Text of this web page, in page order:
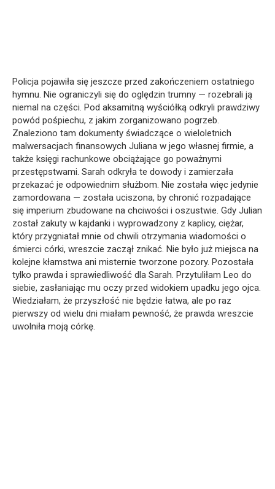
Policja pojawiła się jeszcze przed zakończeniem ostatniego
hymnu. Nie ograniczyli się do oględzin trumny — rozebrali ją
niemal na części. Pod aksamitną wyściółką odkryli prawdziwy
powód pośpiechu, z jakim zorganizowano pogrzeb.
Znaleziono tam dokumenty świadczące o wieloletnich
malwersacjach finansowych Juliana w jego własnej firmie, a
także księgi rachunkowe obciążające go poważnymi
przestępstwami. Sarah odkryła te dowody i zamierzała
przekazać je odpowiednim służbom. Nie została więc jedynie
zamordowana — została uciszona, by chronić rozpadające
się imperium zbudowane na chciwości i oszustwie. Gdy Julian
został zakuty w kajdanki i wyprowadzony z kaplicy, ciężar,
który przygniatał mnie od chwili otrzymania wiadomości o
śmierci córki, wreszcie zaczął znikać. Nie było już miejsca na
kolejne kłamstwa ani misternie tworzone pozory. Pozostała
tylko prawda i sprawiedliwość dla Sarah. Przytuliłam Leo do
siebie, zasłaniając mu oczy przed widokiem upadku jego ojca.
Wiedziałam, że przyszłość nie będzie łatwa, ale po raz
pierwszy od wielu dni miałam pewność, że prawda wreszcie
uwolniła moją córkę.